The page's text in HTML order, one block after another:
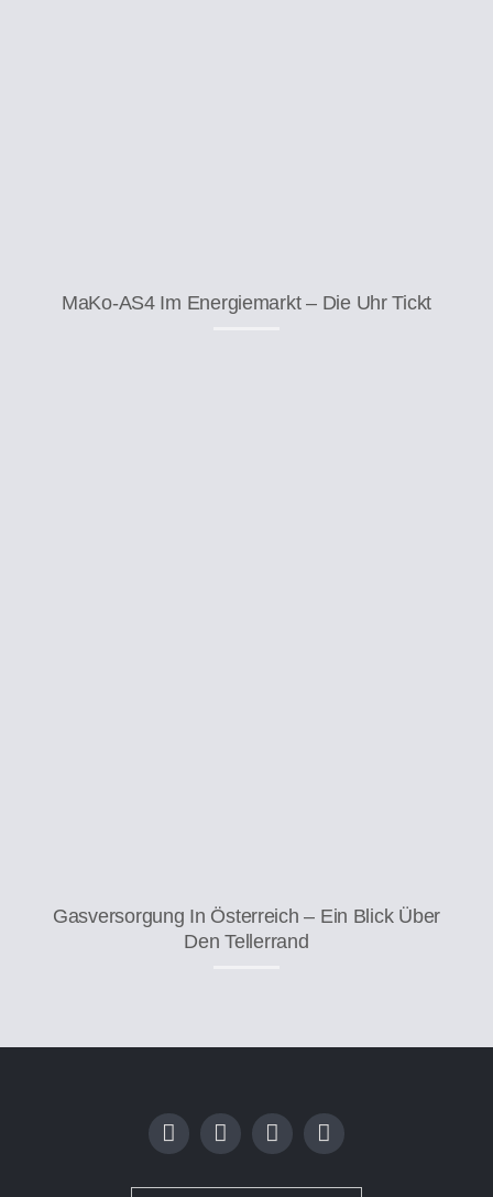
MaKo-AS4 Im Energiemarkt – Die Uhr Tickt
Gasversorgung In Österreich – Ein Blick Über
Den Tellerrand